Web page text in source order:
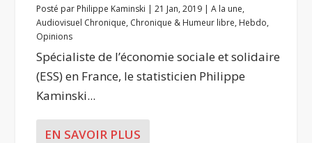
Posté par Philippe Kaminski |21 Jan, 2019 |A la une,
Audiovisuel Chronique, Chronique & Humeur libre, Hebdo,
Opinions
Spécialiste de l’économie sociale et solidaire
(ESS) en France, le statisticien Philippe
Kaminski...
EN SAVOIR PLUS